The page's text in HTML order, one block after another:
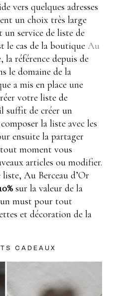
vers quelques adresses
un choix très large
un service de liste de
le cas de la boutique Au
la référence depuis de
le domaine de la
a mis en place une
votre liste de
suffit de créer un
la liste avec les
ensuite la partager
moment vous
articles ou modifier.
Au Berceau d’Or
sur la valeur de la
un must pour tout
et décoration de la
CADEAUX